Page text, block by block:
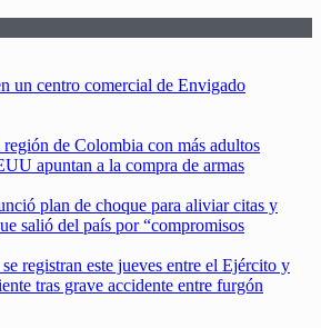
un centro comercial de Envigado
de Colombia con más adultos
apuntan a la compra de armas
plan de choque para aliviar citas y
salió del país por “compromisos
registran este jueves entre el Ejército y
tras grave accidente entre furgón